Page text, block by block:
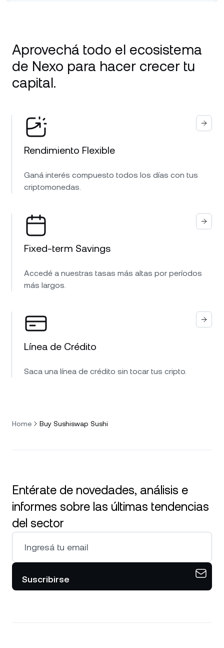
Aprovechá todo el ecosistema
de Nexo para hacer crecer tu
capital.
Rendimiento Flexible
Ganá interés compuesto todos los días con tus
criptomonedas.
Fixed-term Savings
Accedé a nuestras tasas más altas por períodos
más largos.
Línea de Crédito
Saca una línea de crédito sin tocar tus cripto.
Home Buy Sushiswap Sushi
Entérate de novedades, análisis e
informes sobre las últimas tendencias
del sector
Suscribirse